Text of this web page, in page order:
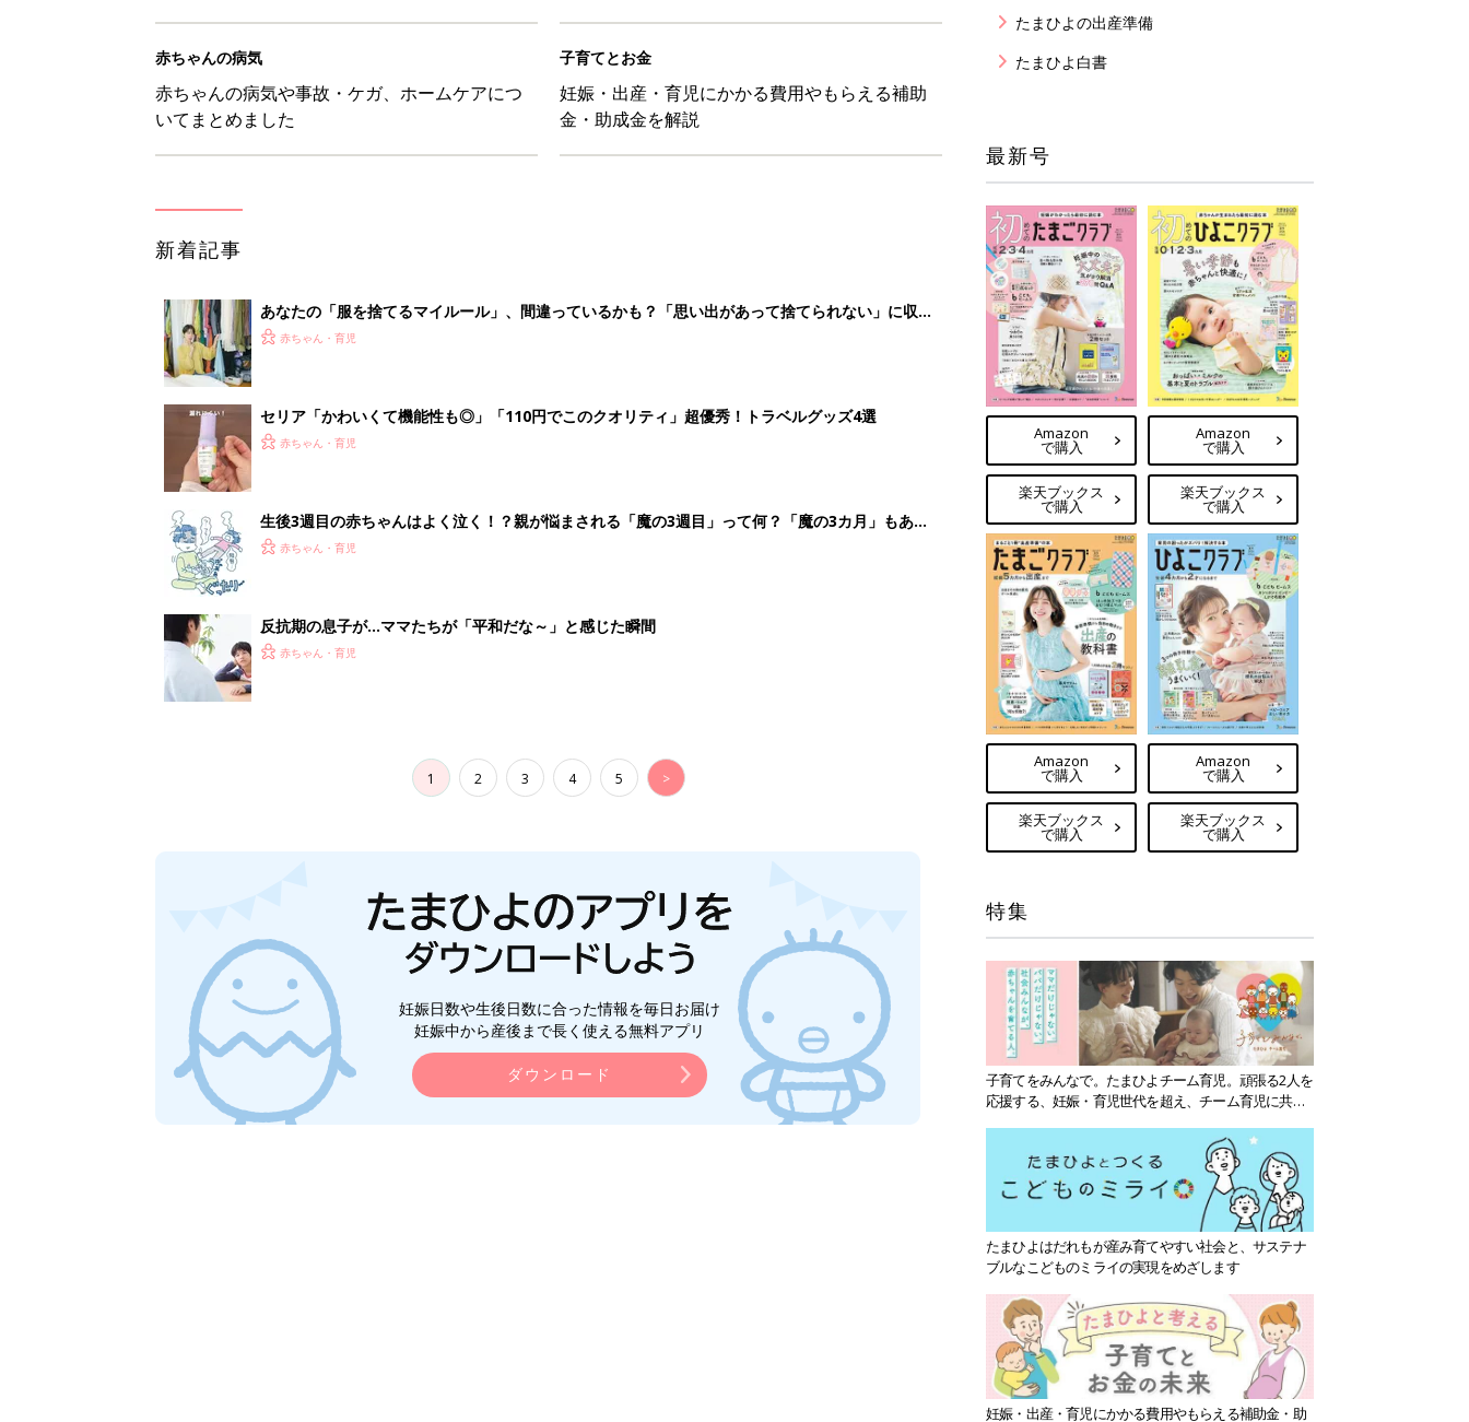
赤ちゃんの病気
赤ちゃんの病気や事故・ケガ、ホームケアにつ
いてまとめました
子育てとお金
妊娠・出産・育児にかかる費用やもらえる補助
金・助成金を解説
新着記事
あなたの「服を捨てるマイルール」、間違っているかも？「思い出があって捨てられない」に収納
スタイリストが喝！
赤ちゃん・育児
セリア「かわいくて機能性も◎」「110円でこのクオリティ」超優秀！トラベルグッズ4選
赤ちゃん・育児
生後3週目の赤ちゃんはよく泣く！？親が悩まされる「魔の3週目」って何？「魔の3カ月」もある
って本当？【専門家】
赤ちゃん・育児
反抗期の息子が...ママたちが「平和だな～」と感じた瞬間
赤ちゃん・育児
1 2 3 4 5 >
妊娠日数や生後日数に合った情報を毎日お届け
妊娠中から産後まで長く使える無料アプリ
ダウンロード
たまひよの出産準備
たまひよ白書
最新号
Amazon
で購入
楽天ブックス
で購入
Amazon
で購入
楽天ブックス
で購入
Amazon
で購入
楽天ブックス
で購入
Amazon
で購入
楽天ブックス
で購入
特集
子育てをみんなで。たまひよチーム育児。頑張る2人を
応援する、妊娠・育児世代を超え、チーム育児に共感
たまひよはだれもが産み育てやすい社会と、サステナ
ブルなこどものミライの実現をめざします
妊娠・出産・育児にかかる費用やもらえる補助金・助